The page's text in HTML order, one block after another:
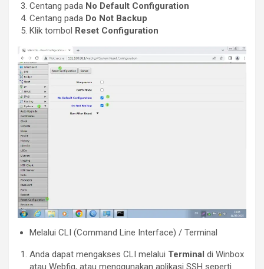
Centang pada No Default Configuration
Centang pada Do Not Backup
Klik tombol Reset Configuration
Melalui CLI (Command Line Interface) / Terminal
Anda dapat mengakses CLI melalui Terminal di Winbox
atau Webfig, atau menggunakan aplikasi SSH seperti